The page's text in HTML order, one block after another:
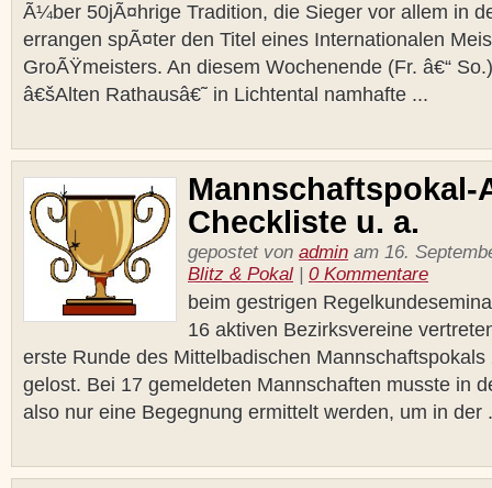
Ã¼ber 50jÃ¤hrige Tradition, die Sieger vor allem in
errangen spÃ¤ter den Titel eines Internationalen
GroÃŸmeisters. An diesem Wochenende (Fr. â€“
â€šAlten Rathausâ€˜ in Lichtental namhafte ...
Mannschaftspokal-
Checkliste u. a.
gepostet von admin am 16.
Blitz & Pokal
0 Kommentare
beim gestrigen
16 aktiven Bezirksvereine
erste Runde des Mittelbadischen
gelost. Bei 17 gemeldeten Mannschaften musste in
also nur eine Begegnung ermittelt werden, um in der